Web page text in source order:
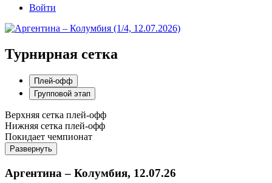
Войти
Турнирная сетка
Плей-офф
Групповой этап
Верхняя сетка плей-офф
Нижняя сетка плей-офф
Покидает чемпионат
Развернуть
Аргентина – Колумбия, 12.07.26